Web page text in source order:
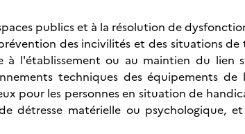
publics et à la résolution de
des incivilités et des situations de
l'établissement ou au maintien du lien
techniques des équipements
pour les personnes en situation de
détresse matérielle ou psychologique,